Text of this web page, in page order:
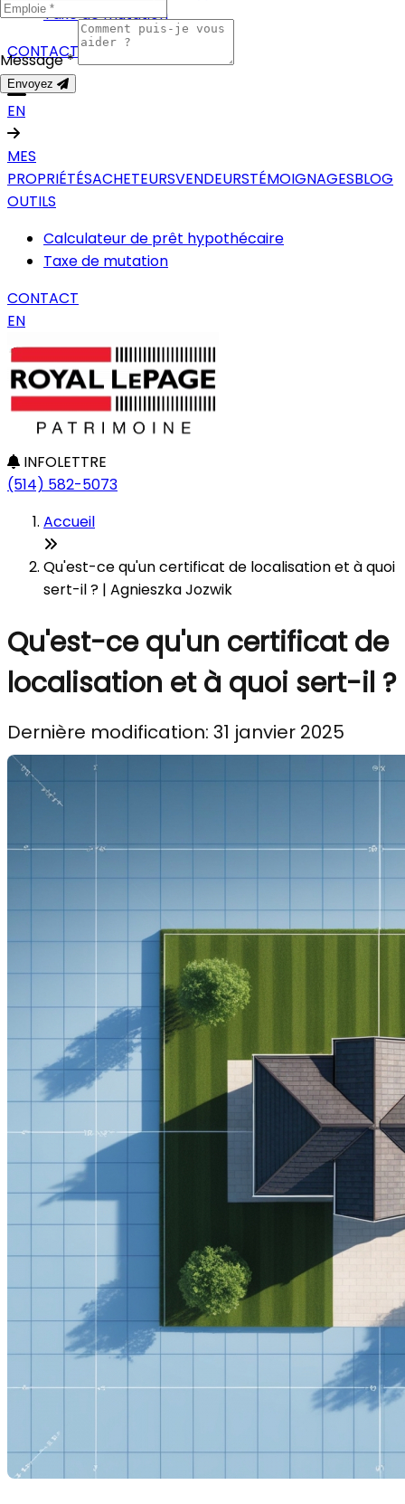
Taxe de mutation
CONTACT
EN
MES
PROPRIÉTÉSACHETEURSVENDEURSTÉMOIGNAGESBLOG
OUTILS
Calculateur de prêt hypothécaire
Taxe de mutation
CONTACT
EN
INFOLETTRE
(514) 582-5073
Accueil
Qu'est-ce qu'un certificat de localisation et à quoi
sert-il ? | Agnieszka Jozwik
Qu'est-ce qu'un certificat de
localisation et à quoi sert-il ?
Dernière modification: 31 janvier 2025
Message *
Envoyez